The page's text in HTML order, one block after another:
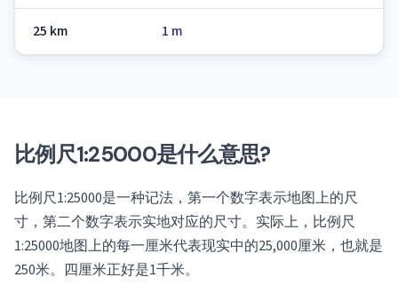
25 km 1 m
比例尺1:25000是什么意思?
比例尺1:25000是一种记法，第一个数字表示地图上的尺
寸，第二个数字表示实地对应的尺寸。实际上，比例尺
1:25000地图上的每一厘米代表现实中的25,000厘米，也就是
250米。四厘米正好是1千米。